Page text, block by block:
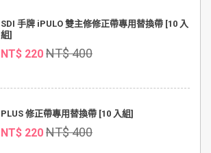
SDI 手牌 iPULO 雙主修修正帶專用替換帶 [10 入
組]
NT$ 220 NT$ 400
PLUS 修正帶專用替換帶 [10 入組]
NT$ 220 NT$ 400